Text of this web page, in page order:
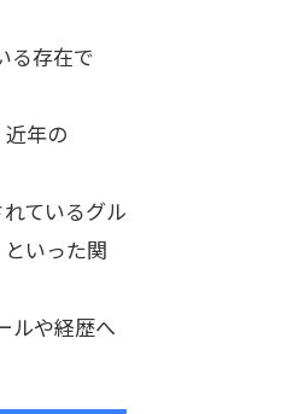
る存在で
年の
ているグル
いった関
ルや経歴へ